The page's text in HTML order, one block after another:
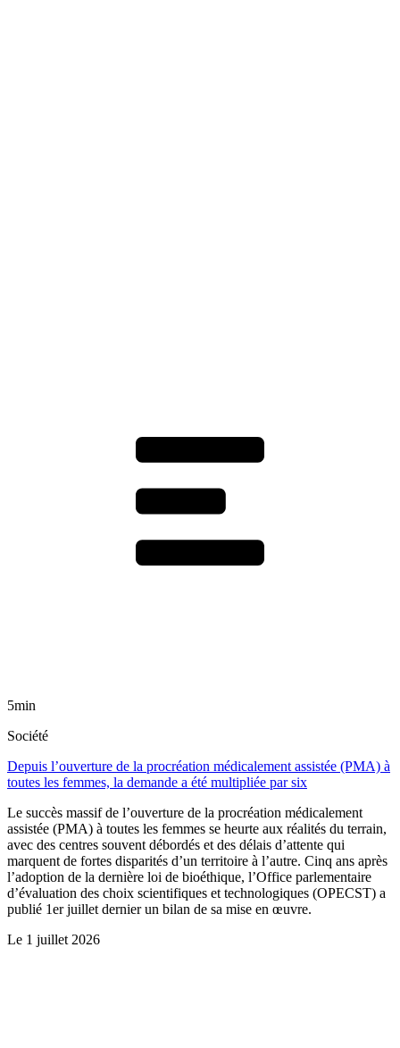
5min
Société
Depuis l’ouverture de la procréation médicalement assistée (PMA) à
toutes les femmes, la demande a été multipliée par six
Le succès massif de l’ouverture de la procréation médicalement
assistée (PMA) à toutes les femmes se heurte aux réalités du terrain,
avec des centres souvent débordés et des délais d’attente qui
marquent de fortes disparités d’un territoire à l’autre. Cinq ans après
l’adoption de la dernière loi de bioéthique, l’Office parlementaire
d’évaluation des choix scientifiques et technologiques (OPECST) a
publié 1er juillet dernier un bilan de sa mise en œuvre.
Le 1 juillet 2026